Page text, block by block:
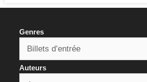
Genres
Auteurs